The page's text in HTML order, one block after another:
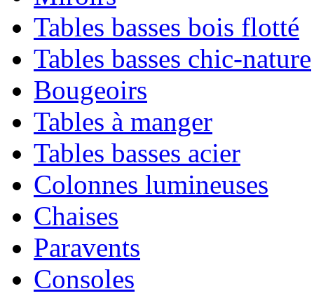
Tables basses bois flotté
Tables basses chic-nature
Bougeoirs
Tables à manger
Tables basses acier
Colonnes lumineuses
Chaises
Paravents
Consoles